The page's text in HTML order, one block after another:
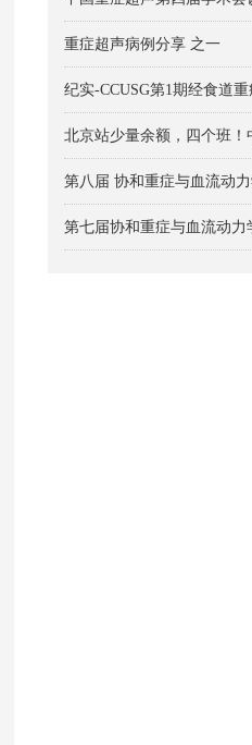
重症超声病例分享 之一